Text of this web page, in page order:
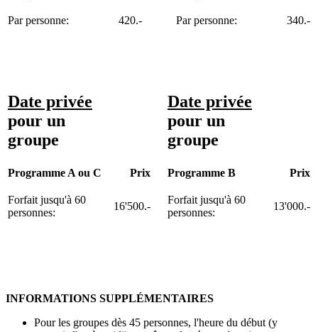
Par personne: 420.- Par personne: 340.-
Date privée
pour un
groupe
Date privée
pour un
groupe
Programme A ou C Prix Programme B Prix
Forfait jusqu'à 60
personnes:
16'500.-
Forfait jusqu'à 60
personnes:
13'000.-
INFORMATIONS SUPPLÉMENTAIRES
Pour les groupes dès 45 personnes, l'heure du début (y